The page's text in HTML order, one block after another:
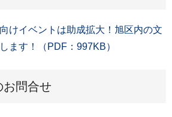
けイベントは助成拡大！旭区内の文
ます！（PDF：997KB）
お問合せ